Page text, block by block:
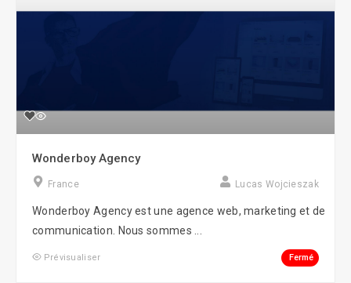
Wonderboy Agency
France Lucas Wojcieszak
Wonderboy Agency est une agence web, marketing et de
communication. Nous sommes ...
Prévisualiser Fermé